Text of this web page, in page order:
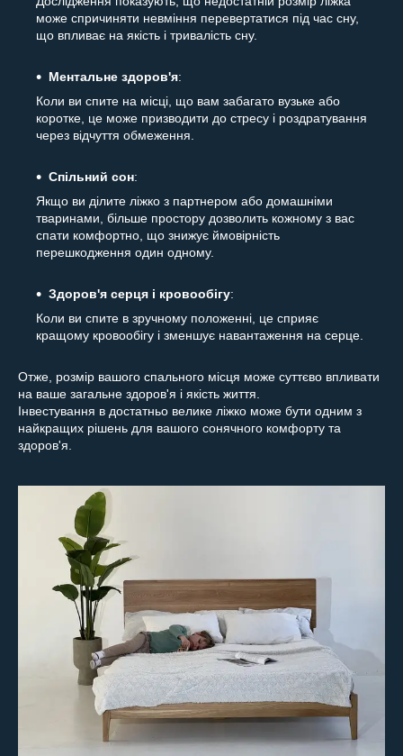
може спричиняти невміння перевертатися під час сну,
що впливає на якість і тривалість сну.
Ментальне здоров'я:
Коли ви спите на місці, що вам забагато вузьке або
коротке, це може призводити до стресу і роздратування
через відчуття обмеження.
Спільний сон:
Якщо ви ділите ліжко з партнером або домашніми
тваринами, більше простору дозволить кожному з вас
спати комфортно, що знижує ймовірність
перешкодження один одному.
Здоров'я серця і кровообігу:
Коли ви спите в зручному положенні, це сприяє
кращому кровообігу і зменшує навантаження на серце.
Отже, розмір вашого спального місця може суттєво впливати
на ваше загальне здоров'я і якість життя.
Інвестування в достатньо велике ліжко може бути одним з
найкращих рішень для вашого сонячного комфорту та
здоров'я.